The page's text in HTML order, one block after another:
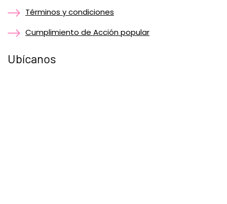
Términos y condiciones
Cumplimiento de Acción popular
Ubícanos